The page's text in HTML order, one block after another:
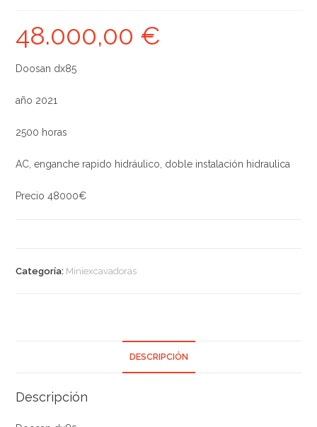
48.000,00 €
Doosan dx85
año 2021
2500 horas
AC, enganche rapido hidráulico, doble instalación hidraulica
Precio 48000€
Categoría: Miniexcavadoras
DESCRIPCIÓN
Descripción